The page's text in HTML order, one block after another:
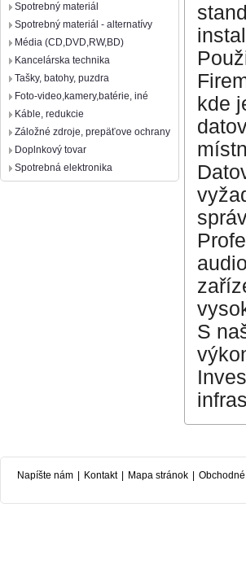
Spotrebný materiál
Spotrebný materiál - alternatívy
Média (CD,DVD,RW,BD)
Kancelárska technika
Tašky, batohy, puzdra
Foto-video,kamery,batérie, iné
Káble, redukcie
Záložné zdroje, prepäťove ochrany
Doplnkový tovar
Spotrebná elektronika
kde
S
Napíšte nám | Kontakt | Mapa stránok |